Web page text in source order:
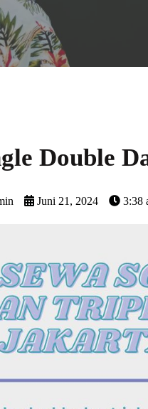
Double
Juni 21, 2024 3:38